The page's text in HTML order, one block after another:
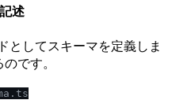
述
してスキーマを定義しま
です。